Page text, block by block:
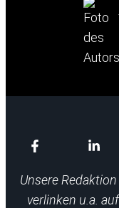
Unsere
verlinken u.a.